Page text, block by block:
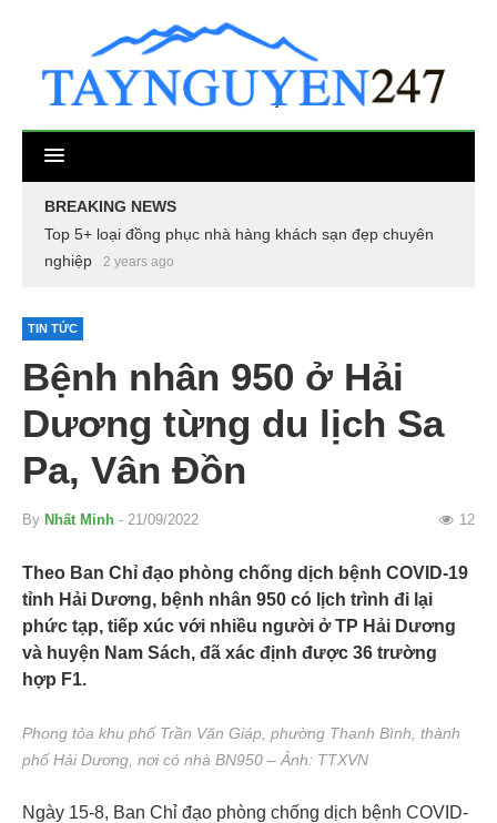
BREAKING NEWS
Top 5+ loại đồng phục nhà hàng khách sạn đẹp chuyên
nghiệp
2 years ago
TIN TỨC
Bệnh nhân 950 ở Hải
Dương từng du lịch Sa
Pa, Vân Đồn
By Nhất Minh - 21/09/2022 12
Theo Ban Chỉ đạo phòng chống dịch bệnh COVID-19
tỉnh Hải Dương, bệnh nhân 950 có lịch trình đi lại
phức tạp, tiếp xúc với nhiều người ở TP Hải Dương
và huyện Nam Sách, đã xác định được 36 trường
hợp F1.
Phong tỏa khu phố Trần Văn Giáp, phường Thanh Bình, thành
phố Hải Dương, nơi có nhà BN950 – Ảnh: TTXVN
Ngày 15-8, Ban Chỉ đạo phòng chống dịch bệnh COVID-